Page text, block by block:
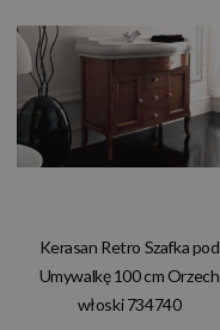
Kerasan Retro Szafka pod
Umywalkę 100 cm Orzech
włoski 734740